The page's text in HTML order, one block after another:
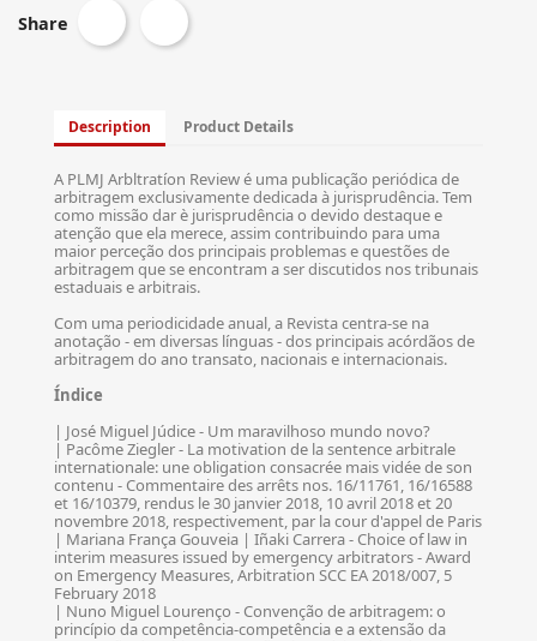
Share
Description Product Details
A PLMJ Arbltratíon Review é uma publicação periódica de
arbitragem exclusivamente dedicada à jurisprudência. Tem
como missão dar è jurisprudência o devido destaque e
atenção que ela merece, assim contribuindo para uma
maior perceção dos principais problemas e questões de
arbitragem que se encontram a ser discutidos nos tribunais
estaduais e arbitrais.
Com uma periodicidade anual, a Revista centra-se na
anotação - em diversas línguas - dos principais acórdãos de
arbitragem do ano transato, nacionais e internacionais.
Índice
| José Miguel Júdice - Um maravilhoso mundo novo?
| Pacôme Ziegler - La motivation de la sentence arbitrale
internationale: une obligation consacrée mais vidée de son
contenu - Commentaire des arrêts nos. 16/11761, 16/16588
et 16/10379, rendus le 30 janvier 2018, 10 avril 2018 et 20
novembre 2018, respectivement, par la cour d'appel de Paris
| Mariana França Gouveia | Iñaki Carrera - Choice of law in
interim measures issued by emergency arbitrators - Award
on Emergency Measures, Arbitration SCC EA 2018/007, 5
February 2018
| Nuno Miguel Lourenço - Convenção de arbitragem: o
princípio da competência-competência e a extensão da